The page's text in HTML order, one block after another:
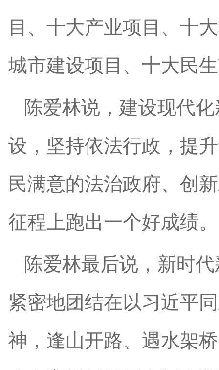
目、十大产业项目、十
城市建设项目、十大民
陈爱林说，建设现代
设，坚持依法行政，提
民满意的法治政府、创
征程上跑出一个好成绩。
陈爱林最后说，新时
紧密地团结在以习近平
神，逢山开路、遇水架